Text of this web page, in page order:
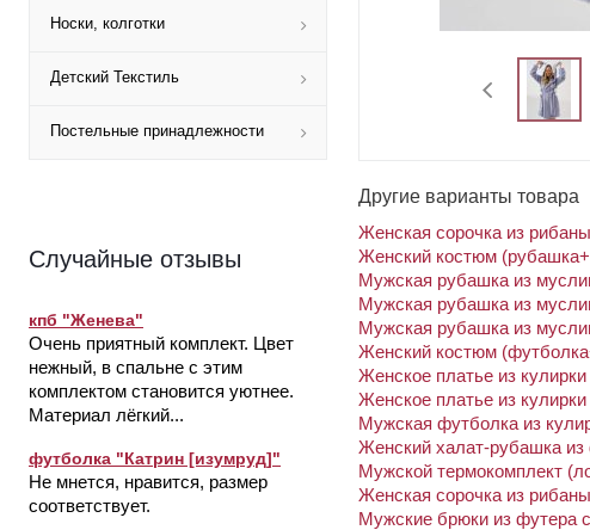
Носки, колготки
Детский Текстиль
Постельные принадлежности
Случайные отзывы
кпб "Женева"
Очень приятный комплект. Цвет
нежный, в спальне с этим
комплектом становится уютнее.
Материал лёгкий...
футболка "Катрин [изумруд]"
Не мнется, нравится, размер
соответствует.
Другие варианты товара
Женская сорочка из
Женский костюм
Мужская рубашка из
Мужская рубашка из
Мужская рубашка из
Женский костюм
Женское платье из
Женское платье из
Мужская футболка из
Женский халат-рубашка
Мужской термокомплект
Женская сорочка из
Мужские брюки из футера